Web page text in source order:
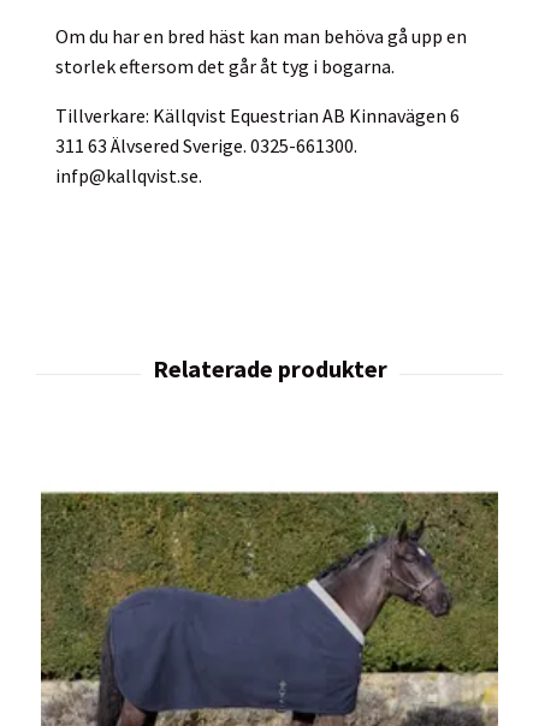
Om du har en bred häst kan man behöva gå upp en
storlek eftersom det går åt tyg i bogarna.
Tillverkare: Källqvist Equestrian AB Kinnavägen 6
311 63 Älvsered Sverige. 0325-661300.
infp@kallqvist.se.